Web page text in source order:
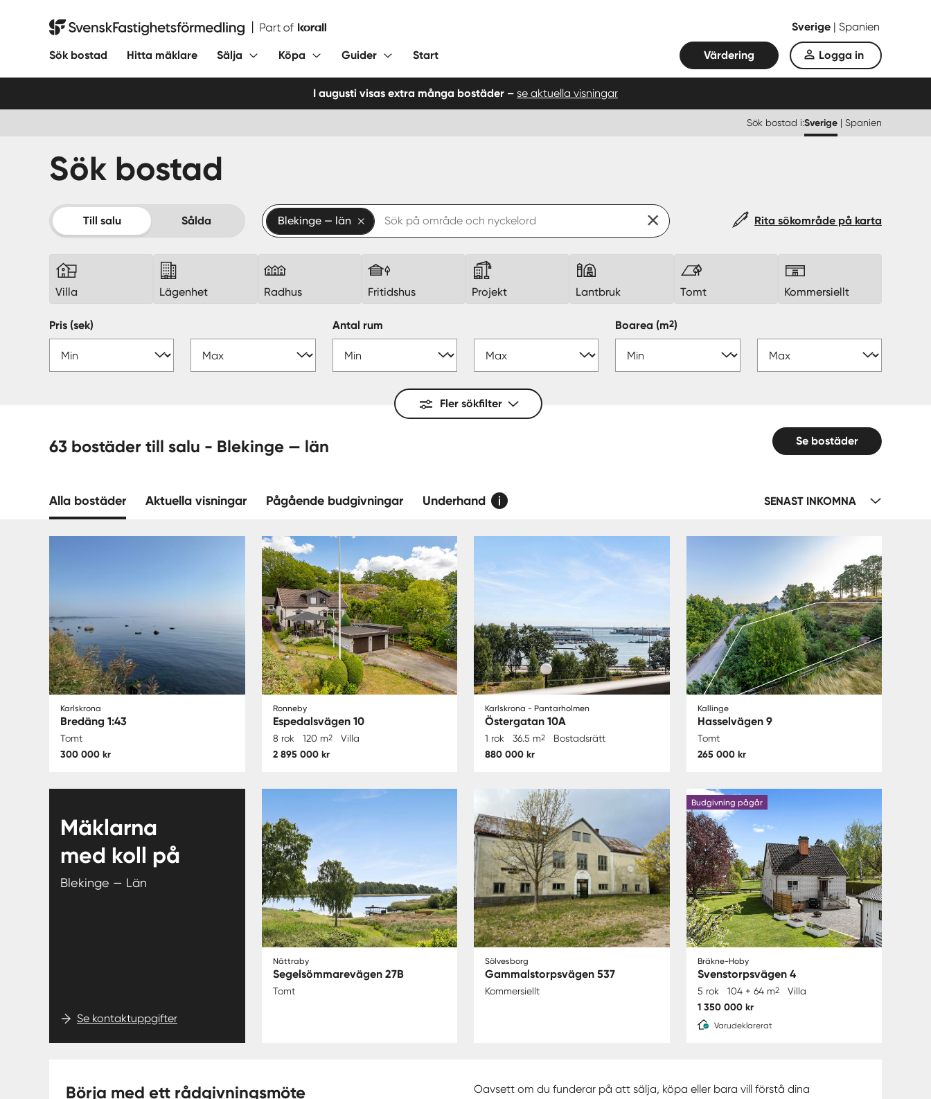
Svensk Fastighetsförmedling Sverige | Spanien
Sök bostad Hitta mäklare Sälja Köpa Guider Start Värdering Logga in
I augusti visas extra många bostäder – se aktuella visningar
Sök bostad i:Sverige | Spanien
Sök bostad
Till salu Sålda Blekinge — län Rita sökområde på karta
Villa Lägenhet Radhus Fritidshus Projekt Lantbruk Tomt Kommersiellt
Pris (sek) Antal rum Boarea(m2)
Fler sökfilter
63 bostäder till salu - Blekinge — län Se bostäder
Alla bostäder Aktuella visningar Pågående budgivningar Underhand SENAST INKOMNA
Karlskrona
Bredäng 1:43
Tomt
300 000 kr
Ronneby
Espedalsvägen 10
8 rok 120 m2 Villa
2 895 000 kr
Karlskrona - Pantarholmen
Östergatan 10A
1 rok 36.5 m2 Bostadsrätt
880 000 kr
Kallinge
Hasselvägen 9
Tomt
265 000 kr
Mäklarna
med koll på
Blekinge — Län
Se kontaktuppgifter
Nättraby
Segelsömmarevägen 27B
Tomt
Sölvesborg
Gammalstorpsvägen 537
Kommersiellt
Budgivning pågår
Bräkne-Hoby
Svenstorpsvägen 4
5 rok 104 + 64 m2 Villa
1 350 000 kr
Varudeklarerat
Börja med ett rådgivningsmöte
Oavsett om du funderar på att sälja, köpa eller bara vill förstå dina